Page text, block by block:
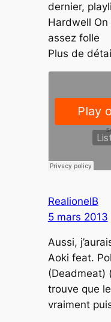
dernier,
Hardwell
assez folle
Plus de
RealionelB
5 mars 2013
Aussi,
Aoki feat.
(Deadmeat)
trouve que
vraiment